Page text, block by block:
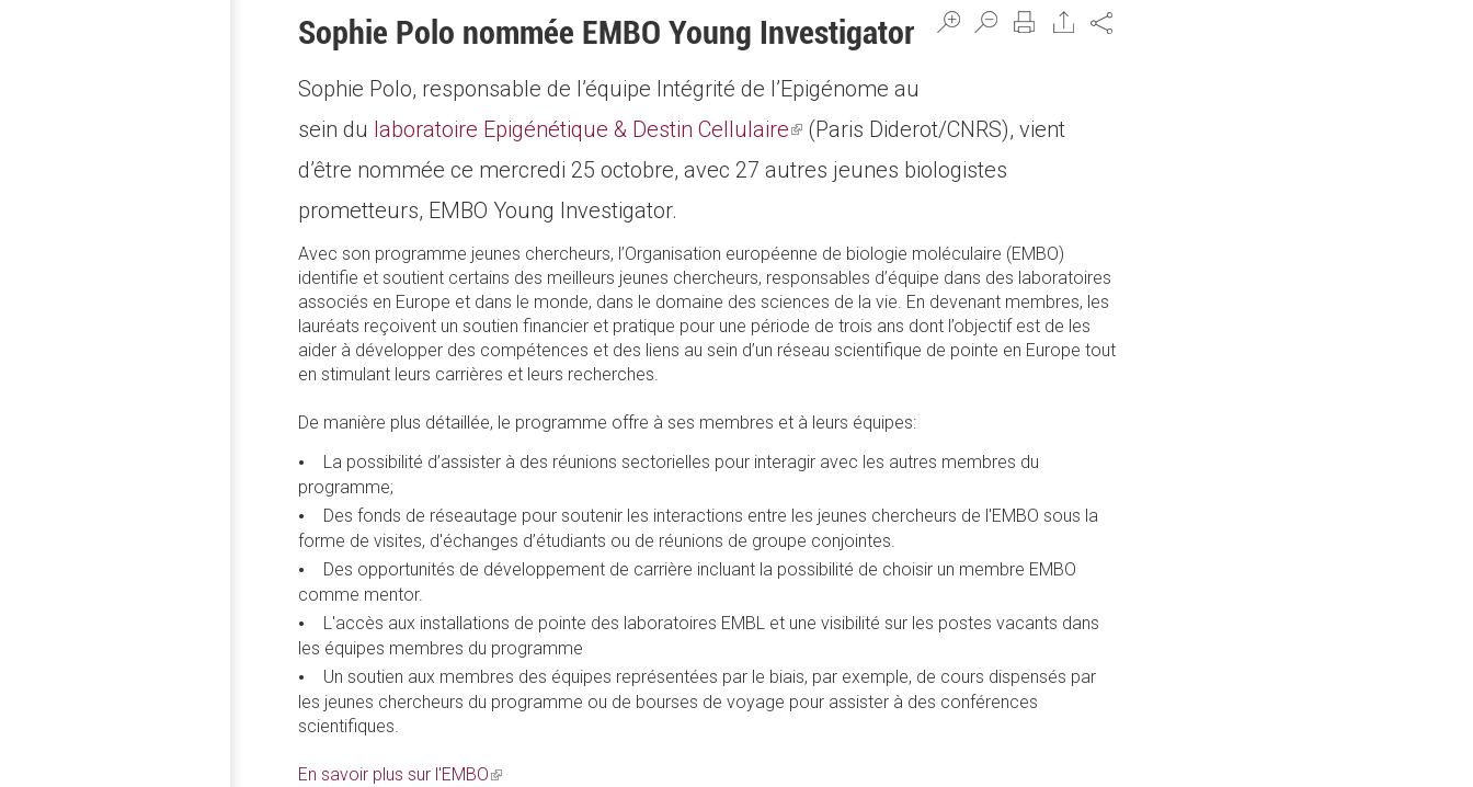
Share
Sophie Polo nommée EMBO Young Investigator
Sophie Polo, responsable de l’équipe Intégrité de l’Epigénome au
sein du laboratoire Epigénétique & Destin Cellulaire(link
is
(Paris Diderot/CNRS), vient
d’être nommée ce mercredi 25 octobre, avec 27 autres jeunes biologistes
prometteurs, EMBO Young Investigator.
Avec son programme jeunes chercheurs, l’Organisation européenne de biologie moléculaire (EMBO)
identifie et soutient certains des meilleurs jeunes chercheurs, responsables d’équipe dans des laboratoires
associés en Europe et dans le monde, dans le domaine des sciences de la vie. En devenant membres, les
lauréats reçoivent un soutien financier et pratique pour une période de trois ans dont l’objectif est de les
aider à développer des compétences et des liens au sein d’un réseau scientifique de pointe en Europe tout
en stimulant leurs carrières et leurs recherches.
De manière plus détaillée, le programme offre à ses membres et à leurs équipes:
La possibilité d’assister à des réunions sectorielles pour interagir avec les autres membres du
programme;
Des fonds de réseautage pour soutenir les interactions entre les jeunes chercheurs de l'EMBO sous la
forme de visites, d'échanges d’étudiants ou de réunions de groupe conjointes.
Des opportunités de développement de carrière incluant la possibilité de choisir un membre EMBO
comme mentor.
L'accès aux installations de pointe des laboratoires EMBL et une visibilité sur les postes vacants dans
les équipes membres du programme
Un soutien aux membres des équipes représentées par le biais, par exemple, de cours dispensés par
les jeunes chercheurs du programme ou de bourses de voyage pour assister à des conférences
scientifiques.
En savoir plus sur l'EMBO(link